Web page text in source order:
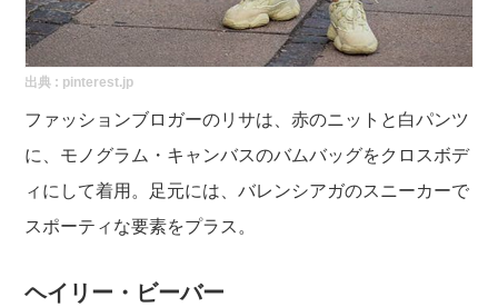
出典 : pinterest.jp
ファッションブロガーのリサは、赤のニットと白パンツ
に、モノグラム・キャンバスのバムバッグをクロスボデ
ィにして着用。足元には、バレンシアガのスニーカーで
スポーティな要素をプラス。
ヘイリー・ビーバー